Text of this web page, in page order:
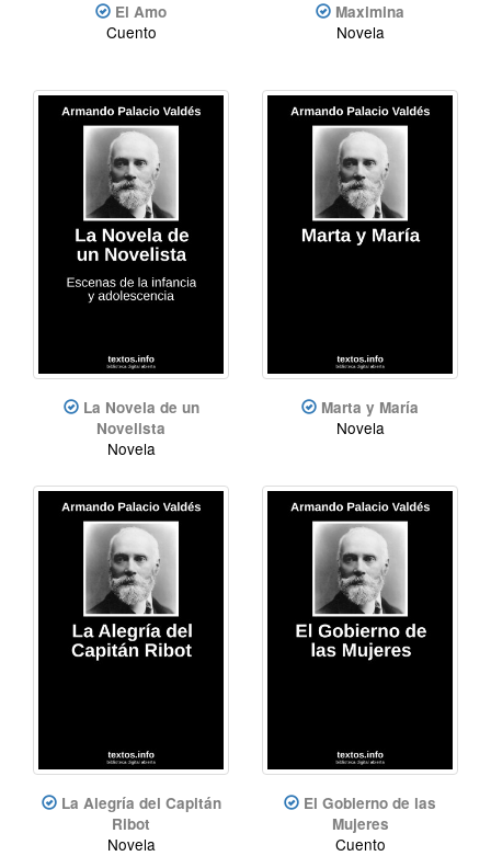
El Amo
Cuento
Maximina
Novela
La Novela de un
Novelista
Novela
Marta y María
Novela
La Alegría del Capitán
Ribot
Novela
El Gobierno de las
Mujeres
Cuento